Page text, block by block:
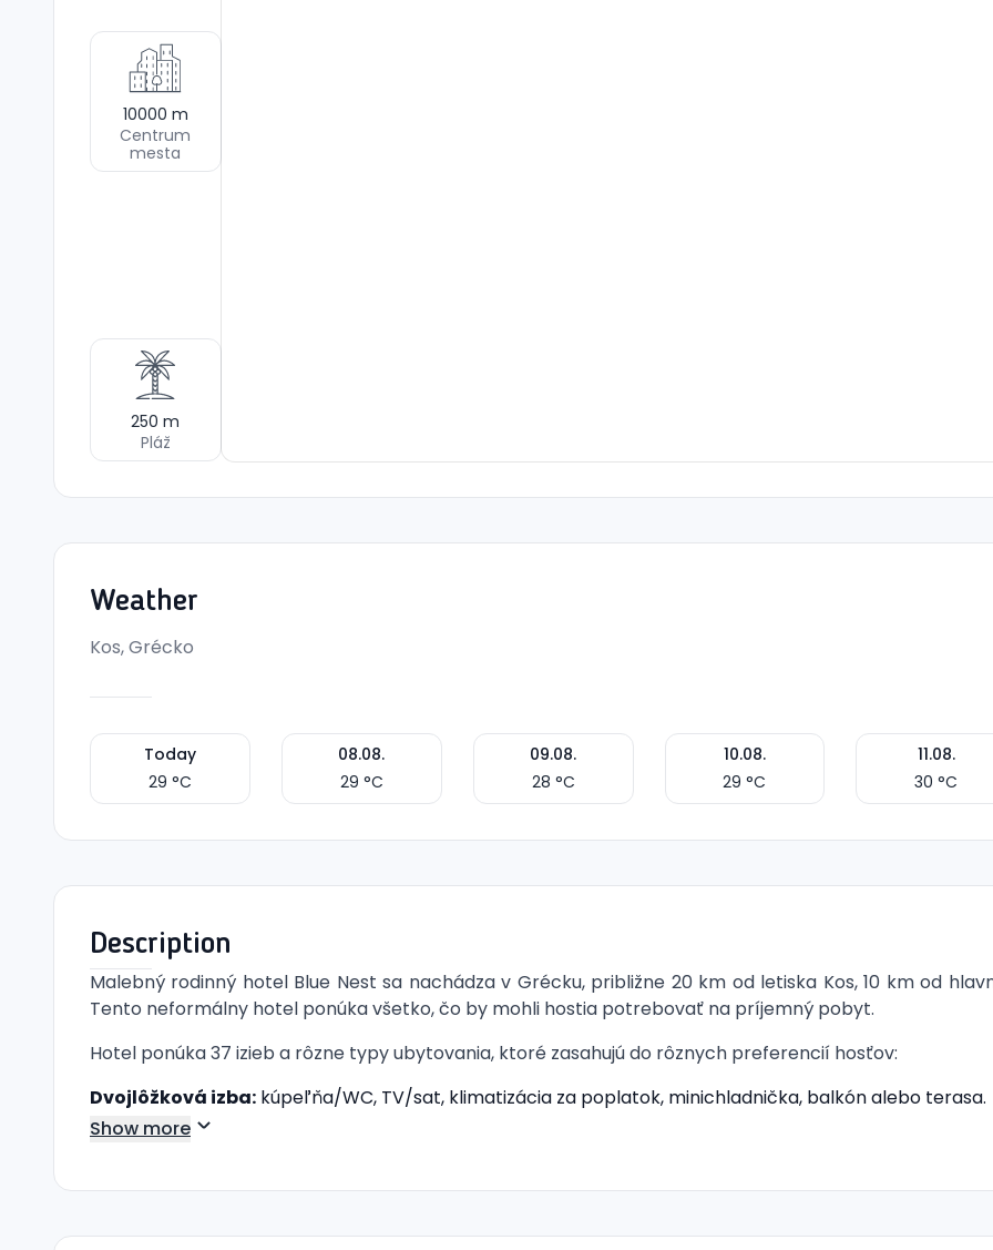
10000 m
Centrum
mesta
250 m
Pláž
Weather
Kos, Grécko
Today
29 °C
08.08.
29 °C
09.08.
28 °C
10.08.
29 °C
11.08.
30 °C
Description
Malebný rodinný hotel Blue Nest sa nachádza v Grécku, približne 20 km od letiska Kos, 10 km od
Tento neformálny hotel ponúka všetko, čo by mohli hostia potrebovať na príjemný pobyt.
Hotel ponúka 37 izieb a rôzne typy ubytovania, ktoré zasahujú do rôznych preferencií hosťov:
Dvojlôžková izba: kúpeľňa/WC, TV/sat, klimatizácia za poplatok, minichladnička, balkón alebo terasa.
Trojlôžková izba:
slnečníkmi zdarma. Detský bazén a detská postieľka sú zdarma, no je potrebné ich vyžiadať vopred.
Show more